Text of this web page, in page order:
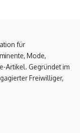
für
Mode,
Artikel. Gegründet im
Freiwilliger,